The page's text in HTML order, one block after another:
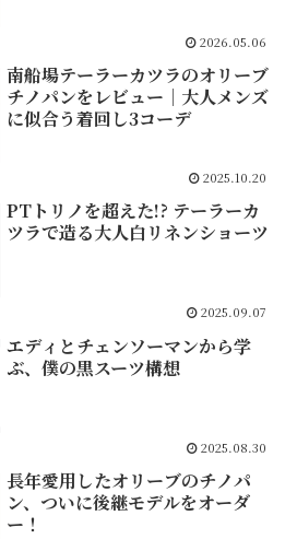
2026.05.06
南船場テーラーカツラのオリーブ
チノパンをレビュー｜大人メンズ
に似合う着回し3コーデ
2025.10.20
PTトリノを超えた!? テーラーカ
ツラで造る大人白リネンショーツ
2025.09.07
エディとチェンソーマンから学
ぶ、僕の黒スーツ構想
2025.08.30
長年愛用したオリーブのチノパ
ン、ついに後継モデルをオーダ
ー！